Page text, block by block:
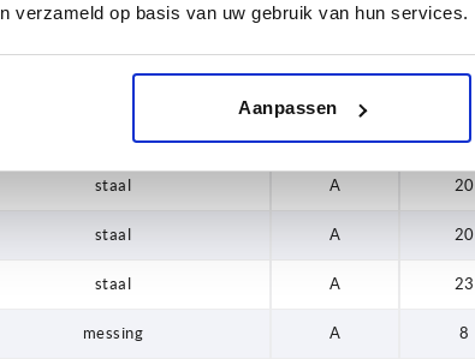
verzameld op basis van uw gebruik van hun services.
Aanpassen
18
staal A 20
staal A 20
staal A 23
messing A 8